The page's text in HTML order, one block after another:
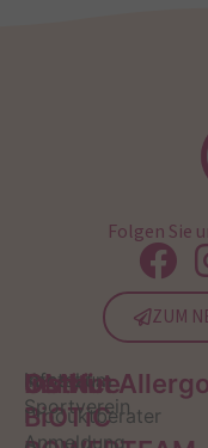
Folgen Sie
ZUM
Service
Kontakt
Produktberater
OMNi-
BiOTiC
Infos zum
Sportverein
Anmeldung
Institut